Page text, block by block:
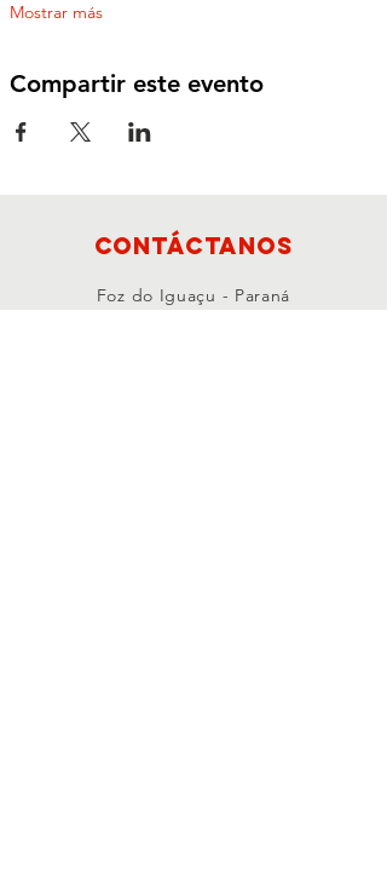
Mostrar más
Compartir este evento
Contáctanos
Foz do Iguaçu - Paraná